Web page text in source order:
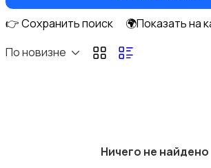
👉 Сохранить поиск
🌍Показать на
По новизне
Ничего не найдено